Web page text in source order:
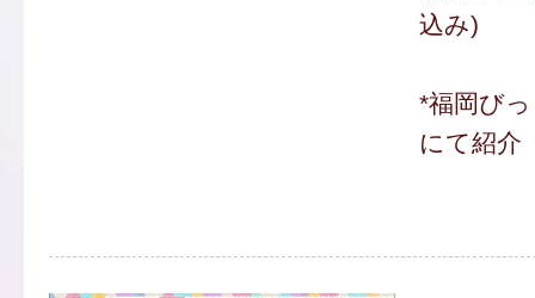
込み)
*福岡び
にて紹介